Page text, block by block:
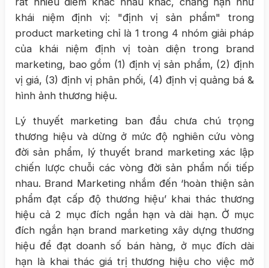
khái niệm định vị: "định vị sản phẩm" trong
product marketing chỉ là 1 trong 4 nhóm giải pháp
của khái niệm định vị toàn diện trong brand
marketing, bao gồm (1) định vị sản phẩm, (2) định
vị giá, (3) định vị phân phối, (4) định vị quảng bá &
hình ảnh thương hiệu.
Lý thuyết marketing ban đầu chưa chú trọng
thương hiệu và dừng ở mức độ nghiên cứu vòng
đời sản phẩm, lý thuyết brand marketing xác lập
chiến lược chuỗi các vòng đời sản phẩm nối tiếp
nhau. Brand Marketing nhắm đến ‘hoàn thiện sản
phẩm đạt cấp độ thương hiệu’ khai thác thương
hiệu cả 2 mục đích ngắn hạn và dài hạn. Ở mục
đích ngắn hạn brand marketing xây dựng thương
hiệu để đạt doanh số bán hàng, ở mục đích dài
hạn là khai thác giá trị thương hiệu cho việc mở